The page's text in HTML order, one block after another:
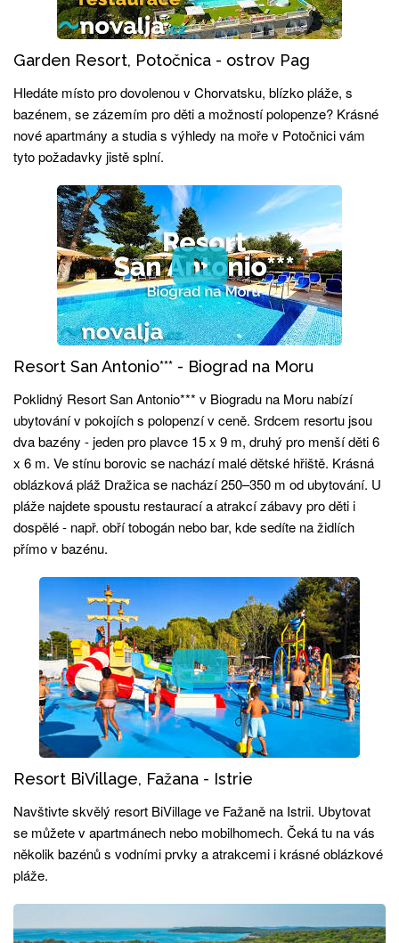
Garden Resort, Potočnica - ostrov Pag
Hledáte místo pro dovolenou v Chorvatsku, blízko pláže, s
bazénem, se zázemím pro děti a možností polopenze? Krásné
nové apartmány a studia s výhledy na moře v Potočnici vám
tyto požadavky jistě splní.
Resort San Antonio*** - Biograd na Moru
Poklidný Resort San Antonio*** v Biogradu na Moru nabízí
ubytování v pokojích s polopenzí v ceně. Srdcem resortu jsou
dva bazény - jeden pro plavce 15 x 9 m, druhý pro menší děti 6
x 6 m. Ve stínu borovic se nachází malé dětské hřiště. Krásná
oblázková pláž Dražica se nachází 250–350 m od ubytování. U
pláže najdete spoustu restaurací a atrakcí zábavy pro děti i
dospělé - např. obří tobogán nebo bar, kde sedíte na židlích
přímo v bazénu.
Resort BiVillage, Fažana - Istrie
Navštivte skvělý resort BiVillage ve Fažaně na Istrii. Ubytovat
se můžete v apartmánech nebo mobilhomech. Čeká tu na vás
několik bazénů s vodními prvky a atrakcemi i krásné oblázkové
pláže.